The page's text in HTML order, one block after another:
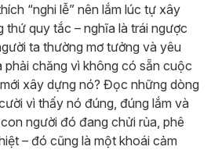
“nghi lễ” nên lắm lúc tự xây
thứ quy tắc – nghĩa là trái ngược
ta thường mơ tưởng và yêu
chăng vì không có sẵn cuộc
xây dựng nó? Đọc những dòng
vì thấy nó đúng, đúng lắm và
người đó đang chửi rủa, phê
– đó cũng là một khoái cảm